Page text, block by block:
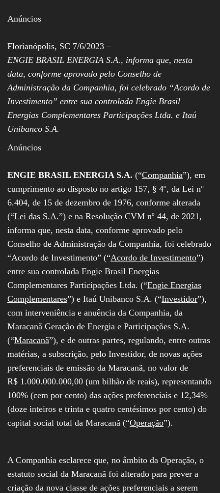
Oeste, Sul, Sudeste,
Vinhos, Bebidas,
Cervejas, Comida,
Emprego,
Empreendedorismo,
Negócios,
Anúncios
Florianópolis, SC 7/6/2023 –
ENGIE BRASIL ENERGIA S.A., informa que, nesta
data, conforme aprovado pelo Conselho de
Administração da Companhia, foi celebrado “Acordo de
Investimento” entre sua controlada Engie Brasil
Energias Complementares Participações Ltda. e Itaú
Unibanco S.A.
Anúncios
ENGIE BRASIL ENERGIA S.A. (“Companhia”), em
cumprimento ao disposto no artigo 157, § 4º, da Lei nº
6.404, de 15 de dezembro de 1976, conforme alterada
(“Lei das S.A.”) e na Resolução CVM nº 44, de 2021,
informa que, nesta data, conforme aprovado pelo
Conselho de Administração da Companhia, foi celebrado
“Acordo de Investimento” (“Acordo de Investimento”)
entre sua controlada Engie Brasil Energias
Complementares Participações Ltda. (“Engie Energias
Complementares”) e Itaú Unibanco S.A. (“Investidor”),
com interveniência e anuência da Companhia, da
Maracanã Geração de Energia e Participações S.A.
(“Maracanã”), e de outras partes, regulando, entre outras
matérias, a subscrição, pelo Investidor, de novas ações
preferenciais de emissão da Maracanã, no valor de
R$ 1.000.000.000,00 (um bilhão de reais), representando
100% (cem por cento) das ações preferenciais e 12,34%
(doze inteiros e trinta e quatro centésimos por cento) do
capital social total da Maracanã (“Operação”).
A Companhia esclarece que, no âmbito da Operação, o
estatuto social da Maracanã foi alterado para prever a
criação da nova classe de ações preferenciais a serem